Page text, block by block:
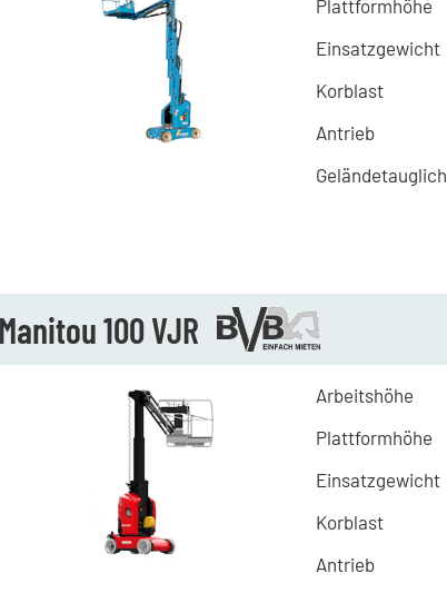
Plattformhöhe
Einsatzgewicht
Korblast
Antrieb
Geländetauglich
Manitou 100 VJR
Arbeitshöhe
Plattformhöhe
Einsatzgewicht
Korblast
Antrieb